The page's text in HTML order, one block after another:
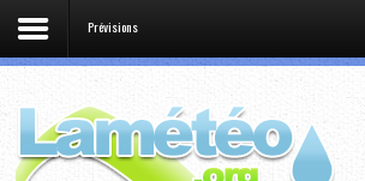
Prévisions